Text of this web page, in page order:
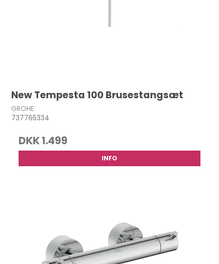
New Tempesta 100 Brusestangsæt
GROHE
737765334
DKK 1.499
INFO